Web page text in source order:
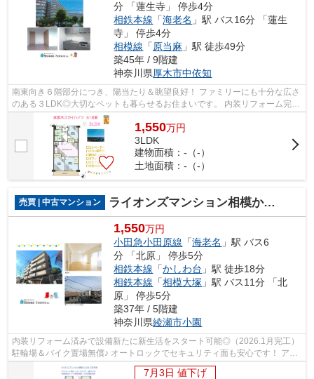
分 「蓮生寺」 停歩4分
相鉄本線 「海老名 」駅 バス16分 「蓮生
寺」 停歩4分
相模線 「 原当麻 」駅 徒歩49分
築45年 / 9階建
神奈川県厚木市中依知
南東向き６階部分につき、陽当たり＆眺望良好！ ファミリーにも十分な広さ
のある３LDK◎大切なペットも暮らせるお住まいです。 内装リフォーム完工
済(R7.10月)、ゆっくりご内見にいらし...
1,550万円
3LDK
建物面積：-（-）
土地面積：-（-）
売買 | 中古マンション ライオンズマンション相模かしわ台
1,550万円
小田急小田原線 「海老名 」駅 バス6
分 「北原」 停歩5分
相鉄本線 「かしわ台 」駅 徒歩18分
相鉄本線 「相模大塚 」駅 バス11分 「北
原」 停歩5分
築37年 / 5階建
神奈川県綾瀬市小園
内装リフォーム済みで設備新たに新生活をスタート可能◎（2026.1月完工）
駐輪場＆バイク置場無償♪ オートロックでセキュリティ面も安心です！ アフ
ターサービス保証＆住宅瑕疵保険付き...
7月3日 値下げ